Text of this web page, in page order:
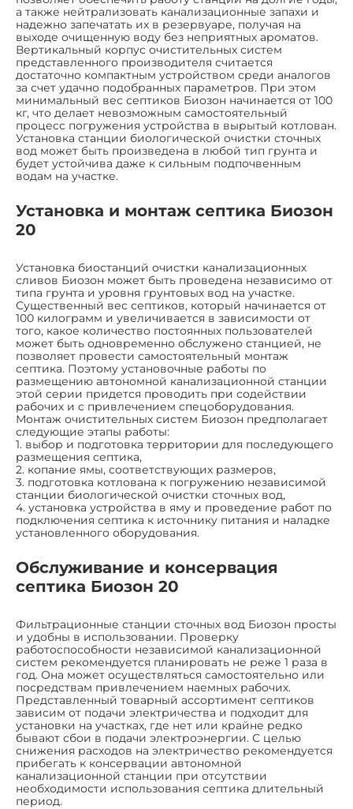
а также нейтрализовать канализационные запахи и
надежно запечатать их в резервуаре, получая на
выходе очищенную воду без неприятных ароматов.
Вертикальный корпус очистительных систем
представленного производителя считается
достаточно компактным устройством среди аналогов
за счет удачно подобранных параметров. При этом
минимальный вес септиков Биозон начинается от 100
кг, что делает невозможным самостоятельный
процесс погружения устройства в вырытый котлован.
Установка станции биологической очистки сточных
вод может быть произведена в любой тип грунта и
будет устойчива даже к сильным подпочвенным
водам на участке.
Установка и монтаж септика Биозон
20
Установка биостанций очистки канализационных
сливов Биозон может быть проведена независимо от
типа грунта и уровня грунтовых вод на участке.
Существенный вес септиков, который начинается от
100 килограмм и увеличивается в зависимости от
того, какое количество постоянных пользователей
может быть одновременно обслужено станцией, не
позволяет провести самостоятельный монтаж
септика. Поэтому установочные работы по
размещению автономной канализационной станции
этой серии придется проводить при содействии
рабочих и с привлечением спецоборудования.
Монтаж очистительных систем Биозон предполагает
следующие этапы работы:
1. выбор и подготовка территории для последующего
размещения септика,
2. копание ямы, соответствующих размеров,
3. подготовка котлована к погружению независимой
станции биологической очистки сточных вод,
4. установка устройства в яму и проведение работ по
подключения септика к источнику питания и наладке
установленного оборудования.
Обслуживание и консервация
септика Биозон 20
Фильтрационные станции сточных вод Биозон просты
и удобны в использовании. Проверку
работоспособности независимой канализационной
систем рекомендуется планировать не реже 1 раза в
год. Она может осуществляться самостоятельно или
посредствам привлечением наемных рабочих.
Представленный товарный ассортимент септиков
зависим от подачи электричества и подходит для
установки на участках, где нет или крайне редко
бывают сбои в подачи электроэнергии. С целью
снижения расходов на электричество рекомендуется
прибегать к консервации автономной
канализационной станции при отсутствии
необходимости использования септика длительный
период.